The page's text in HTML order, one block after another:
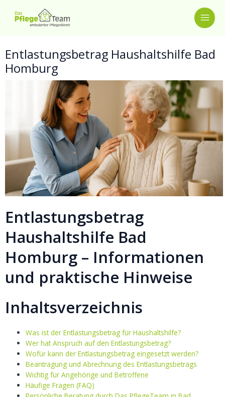
Inhalt
Entlastungsbetrag Haushaltshilfe Bad
Homburg
Entlastungsbetrag
Haushaltshilfe Bad
Homburg – Informationen
und praktische Hinweise
Inhaltsverzeichnis
Was ist der Entlastungsbetrag für Haushaltshilfe?
Wer hat Anspruch auf den Entlastungsbetrag?
Wofür kann der Entlastungsbetrag eingesetzt werden?
Beantragung und Abrechnung des Entlastungsbetrags
Wichtig für Angehörige und Betroffene
Häufige Fragen (FAQ)